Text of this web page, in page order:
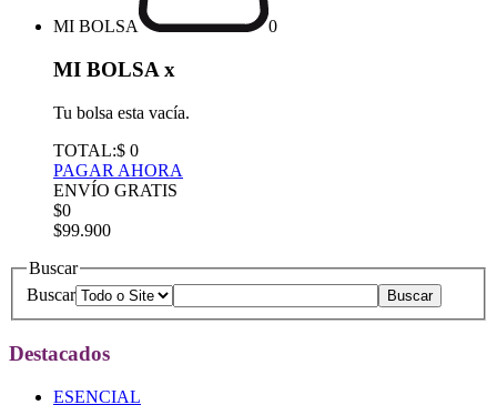
MI BOLSA 0
MI BOLSA x
Tu bolsa esta vacía.
TOTAL:$ 0
PAGAR AHORA
ENVÍO GRATIS
$0
$99.900
Buscar
Buscar
Destacados
ESENCIAL